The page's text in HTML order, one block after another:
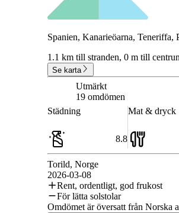
Spanien, Kanarieöarna, Teneriffa,
1.1 km till stranden, 0 m till
Se karta
Utmärkt
19 omdömen
Städning
8.8
Mat & dryck
Torild, Norge
2026-03-08
Rent, ordentligt, god frukost
För lätta solstolar
Omdömet är översatt från Norska